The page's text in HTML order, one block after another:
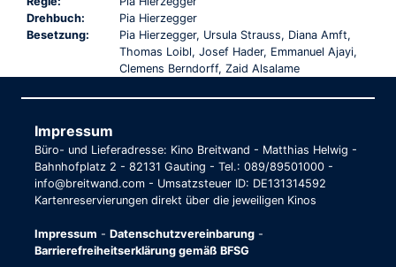
Drehbuch:
Pia Hierzegger
Besetzung:
Pia Hierzegger, Ursula Strauss, Diana Amft,
Thomas Loibl, Josef Hader, Emmanuel Ajayi,
Clemens Berndorff, Zaid Alsalame
Impressum
Büro- und Lieferadresse: Kino Breitwand - Matthias Helwig -
Bahnhofplatz 2 - 82131 Gauting - Tel.: 089/89501000 -
info@breitwand.com - Umsatzsteuer ID: DE131314592
Kartenreservierungen direkt über die jeweiligen Kinos
Impressum - Datenschutzvereinbarung -
Barrierefreiheitserklärung gemäß BFSG